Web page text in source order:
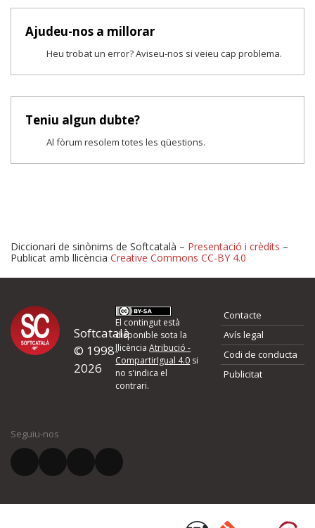
Ajudeu-nos a millorar
Heu trobat un error? Aviseu-nos si veieu cap problema.
Teniu algun dubte?
Al fòrum resolem totes les qüestions.
Proposeu-nos millores o
d'errors
Si heu trobat un error o voleu proposar alguna millora, ompliu els
quina és la millora que proposeu o l'error del qual voleu informar-
El vostre correu electrònic *
Diccionari de sinònims de Softcatalà – Presentació i crèdits –
Publicat amb llicència Creative Commons CC-BY 4.0
Softcatalà
© 1998-
2026
El contingut està
disponible sota la
llicènciaAtribució -
CompartirIgual 4.0 si
no s'indica el
contrari.
Contacte
Avís legal
Codi de conducta
Publicitat
Seguiu-nos